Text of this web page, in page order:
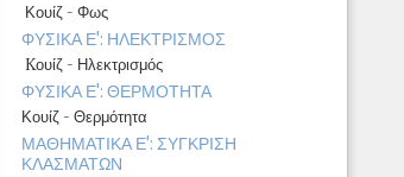
Κουίζ - Φως
ΦΥΣΙΚΑ Ε': ΗΛΕΚΤΡΙΣΜΟΣ
Kουίζ - Ηλεκτρισμός
ΦΥΣΙΚΑ Ε': ΘΕΡΜΟΤΗΤΑ
Κουίζ - Θερμότητα
ΜΑΘΗΜΑΤΙΚΑ Ε': ΣΥΓΚΡΙΣΗ
ΚΛΑΣΜΑΤΩΝ